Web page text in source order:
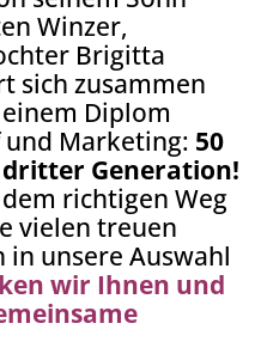
Winzer,
Brigitta
sich zusammen
Diplom
Marketing: 50
Generation!
richtigen Weg
vielen treuen
in unsere Auswahl
wir Ihnen und